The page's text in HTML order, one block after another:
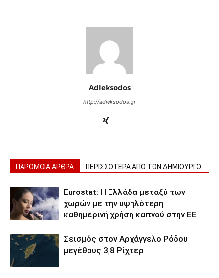
Adieksodos
http://adieksodos.gr
ΠΑΡΟΜΟΙΑ ΑΡΘΡΑ ΠΕΡΙΣΣΟΤΕΡΑ ΑΠΟ ΤΟΝ ΔΗΜΙΟΥΡΓΟ
Eurostat: Η Ελλάδα μεταξύ των
χωρών με την υψηλότερη
καθημερινή χρήση καπνού στην ΕΕ
Σεισμός στον Αρχάγγελο Ρόδου
μεγέθους 3,8 Ρίχτερ